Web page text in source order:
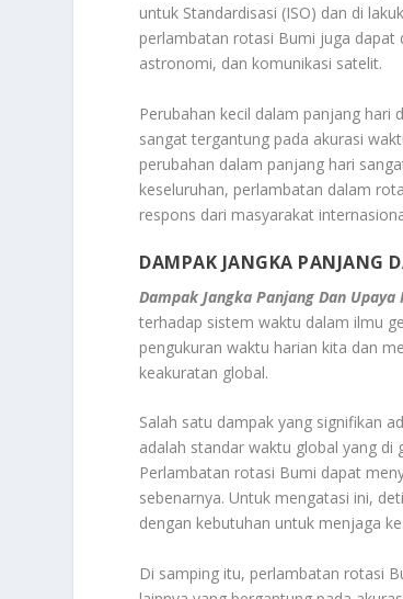
untuk Standardisasi (ISO) dan di
perlambatan rotasi Bumi juga dapat
astronomi, dan komunikasi satelit.
Perubahan kecil dalam panjang
sangat tergantung pada akurasi
perubahan dalam panjang hari
keseluruhan, perlambatan dalam
respons dari masyarakat
DAMPAK JANGKA PANJANG
Dampak Jangka Panjang Dan
terhadap sistem waktu dalam ilmu
pengukuran waktu harian kita dan
keakuratan global.
Salah satu dampak yang signifikan
adalah standar waktu global yang di
Perlambatan rotasi Bumi dapat
sebenarnya. Untuk mengatasi ini,
dengan kebutuhan untuk menjaga
Di samping itu, perlambatan rotasi